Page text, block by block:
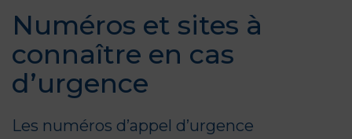
Numéros et sites à
connaître en cas
d’urgence
Les numéros d’appel d’urgence